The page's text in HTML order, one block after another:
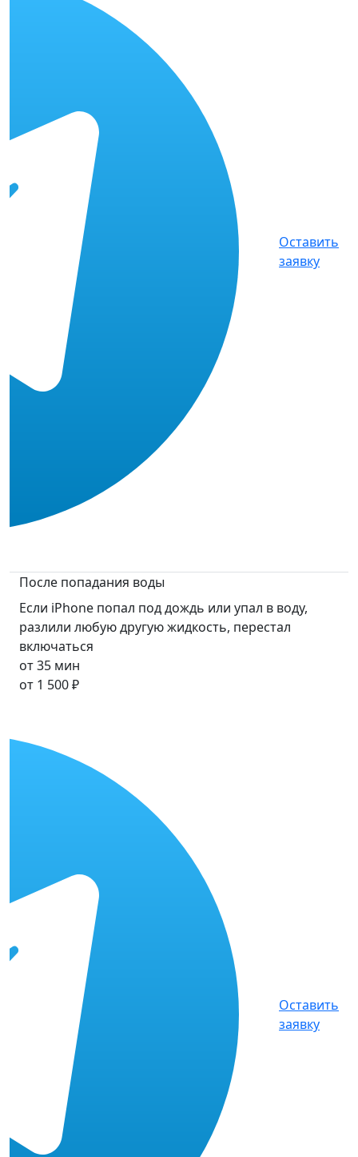
Оставить
заявку
После попадания воды
Если iPhone попал под дождь или упал в воду,
разлили любую другую жидкость, перестал
включаться
от 1 500 ₽
от 35 мин
Оставить
заявку